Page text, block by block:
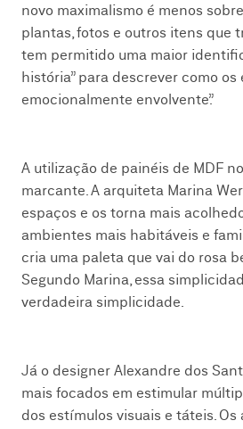
novo maximalismo é menos
plantas, fotos e outros itens que
tem permitido uma maior
história” para descrever como
emocionalmente envolvente”.
A utilização de painéis de MDF
marcante. A arquiteta Marina
espaços e os torna mais
ambientes mais habitáveis e
cria uma paleta que vai do rosa
Segundo Marina, essa
verdadeira simplicidade.
Já o designer Alexandre dos
mais focados em estimular
dos estímulos visuais e táteis.